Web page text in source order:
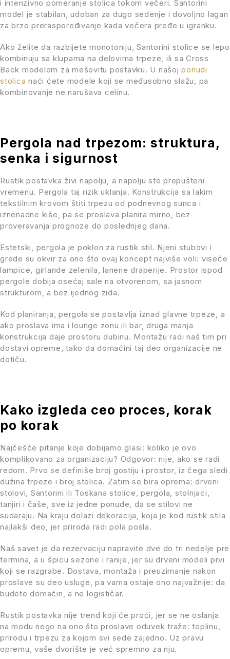
i intenzivno pomeranje stolica tokom večeri. Santorini
model je stabilan, udoban za dugo sedenje i dovoljno lagan
za brzo preraspoređivanje kada večera pređe u igranku.
Ako želite da razbijete monotoniju, Santorini stolice se lepo
kombinuju sa klupama na delovima trpeze, ili sa Cross
Back modelom za mešovitu postavku. U našojponudi
stolica naći ćete modele koji se međusobno slažu, pa
kombinovanje ne narušava celinu.
Pergola nad trpezom: struktura,
senka i sigurnost
Rustik postavka živi napolju, a napolju ste prepušteni
vremenu. Pergola taj rizik uklanja. Konstrukcija sa lakim
tekstilnim krovom štiti trpezu od podnevnog sunca i
iznenadne kiše, pa se proslava planira mirno, bez
proveravanja prognoze do poslednjeg dana.
Estetski, pergola je poklon za rustik stil. Njeni stubovi i
grede su okvir za ono što ovaj koncept najviše voli: viseće
lampice, girlande zelenila, lanene draperije. Prostor ispod
pergole dobija osećaj sale na otvorenom, sa jasnom
strukturom, a bez ijednog zida.
Kod planiranja, pergola se postavlja iznad glavne trpeze, a
ako proslava ima i lounge zonu ili bar, druga manja
konstrukcija daje prostoru dubinu. Montažu radi naš tim pri
dostavi opreme, tako da domaćini taj deo organizacije ne
dotiču.
Kako izgleda ceo proces, korak
po korak
Najčešće pitanje koje dobijamo glasi: koliko je ovo
komplikovano za organizaciju? Odgovor: nije, ako se radi
redom. Prvo se definiše broj gostiju i prostor, iz čega sledi
dužina trpeze i broj stolica. Zatim se bira oprema: drveni
stolovi, Santorini ili Toskana stolice, pergola, stolnjaci,
tanjiri i čaše, sve iz jedne ponude, da se stilovi ne
sudaraju. Na kraju dolazi dekoracija, koja je kod rustik stila
najlakši deo, jer priroda radi pola posla.
Naš savet je da rezervaciju napravite dve do tri nedelje pre
termina, a u špicu sezone i ranije, jer su drveni modeli prvi
koji se razgrabe. Dostava, montaža i preuzimanje nakon
proslave su deo usluge, pa vama ostaje ono najvažnije: da
budete domaćin, a ne logističar.
Rustik postavka nije trend koji će proći, jer se ne oslanja
na modu nego na ono što proslave oduvek traže: toplinu,
prirodu i trpezu za kojom svi sede zajedno. Uz pravu
opremu, vaše dvorište je već spremno za nju.